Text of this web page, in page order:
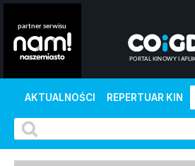
AKTUALNOŚCI REPERTUAR KIN